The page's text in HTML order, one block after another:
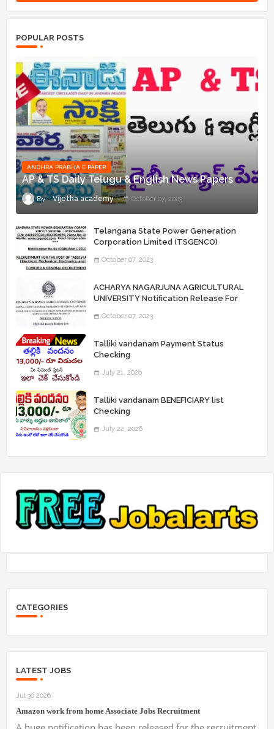
POPULAR POSTS
ANDHRA PRABHA E PAPER
AP & TS Daily Telugu & English News Papers
Vijetha academy October 07, 2023
Telangana State Power Generation
Corporation Limited (TSGENCO)
“Assistant Engineers" Posts
October 07, 2023
ACHARYA NAGARJUNA AGRICULTURAL
UNIVERSITY Notification Release For
October 07, 2023
Talliki vandanam Payment Status
Checking
July 21, 2026
Talliki vandanam BENEFICIARY list
Checking
July 22, 2026
CATEGORIES
LATEST JOBS
Jul 30 2026
Amazon work from home Associate Jobs Recruitment